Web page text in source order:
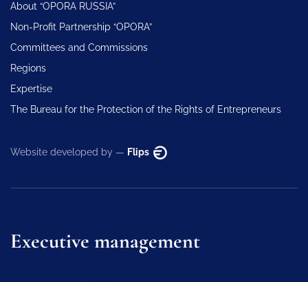
About “OPORA RUSSIA”
Non-Profit Partnership “OPORA”
Committees and Commissions
Regions
Expertise
The Bureau for the Protection of the Rights of Entrepreneurs
Website developed by — Flips
Executive management